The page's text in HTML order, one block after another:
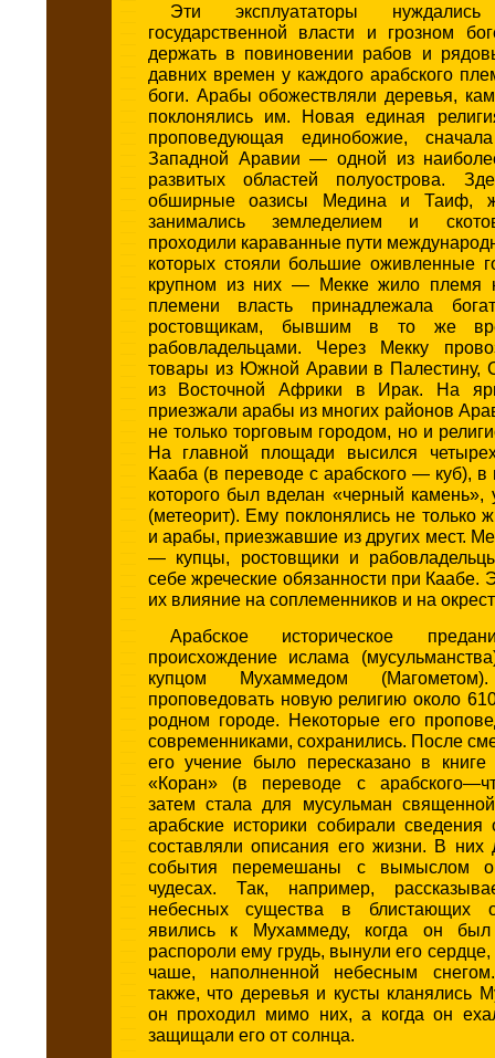
Эти эксплуататоры
государственной власти и грозном
держать в повиновении рабов и
давних времен у каждого арабского
боги. Арабы обожествляли деревья,
поклонялись им. Новая единая
проповедующая единобожие,
Западной Аравии — одной из
развитых областей полуострова.
обширные оазисы Медина и Таиф,
занимались земледелием и
проходили караванные пути
которых стояли большие оживленные
крупном из них — Мекке жило племя
племени власть принадлежала
ростовщикам, бывшим в то же
рабовладельцами. Через Мекку
товары из Южной Аравии в Палестину,
из Восточной Африки в Ирак. На
приезжали арабы из многих районов
не только торговым городом, но и
На главной площади высился
Кааба (в переводе с арабского — куб), в
которого был вделан «черный
(метеорит). Ему поклонялись не только
и арабы, приезжавшие из других мест.
— купцы, ростовщики и
себе жреческие обязанности при Каабе.
их влияние на соплеменников и на
Арабское историческое
происхождение ислама
купцом Мухаммедом
проповедовать новую религию около
родном городе. Некоторые его
современниками, сохранились. После
его учение было пересказано в
«Коран» (в переводе с
затем стала для мусульман
арабские историки собирали
составляли описания его жизни. В них
события перемешаны с вымыслом о
чудесах. Так, например,
небесных существа в блистающих
явились к Мухаммеду, когда он
распороли ему грудь, вынули его
чаше, наполненной небесным
также, что деревья и кусты кланялись
он проходил мимо них, а когда он
защищали его от солнца.